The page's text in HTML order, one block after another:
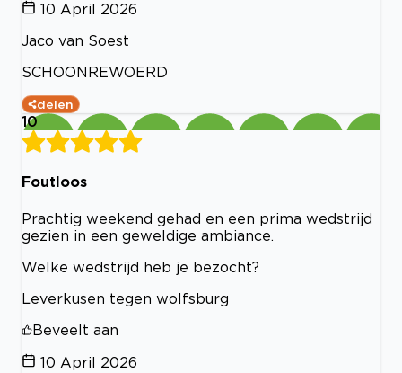
10 April 2026
Jaco van Soest
SCHOONREWOERD
delen
10
Foutloos
Prachtig weekend gehad en een prima wedstrijd
gezien in een geweldige ambiance.
Welke wedstrijd heb je bezocht?
Leverkusen tegen wolfsburg
Beveelt aan
10 April 2026